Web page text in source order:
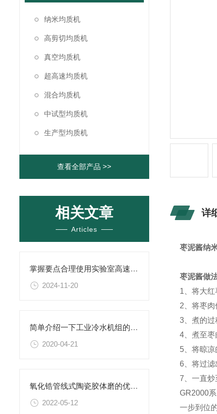
纳米均质机
高剪切均质机
真空均质机
超高速均质机
混合均质机
中试型均质机
生产型均质机
查看全部产品 >>
相关文章
Articles
掌握要点合理使用实验室高速分散机
2024-11-20
简单介绍一下工业冷水机组的功能特征
2020-04-21
氧化锆管线式陶瓷胶体磨的优势你知道吗？
2022-05-12
详
枣泥酱纳
枣泥酱做
1、将大
2、将枣
3、煮的
4、煮至
5、将晾
6、将过
7、一直
GR2000
一步到位